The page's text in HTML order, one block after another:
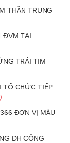
THẦN TRUNG
ĐVM TẠI
TRÁI TIM
TỔ CHỨC TIẾP
ĐƠN VỊ MÁU
ĐH CÔNG